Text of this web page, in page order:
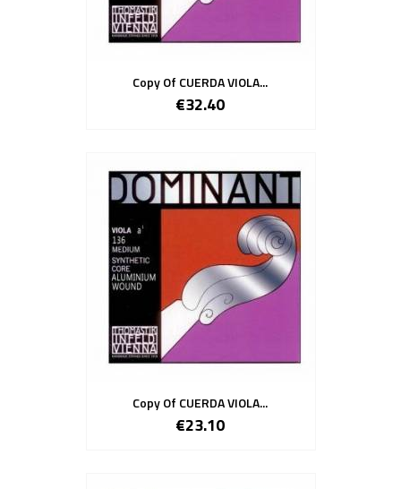
Copy Of CUERDA VIOLA...
€32.40
Copy Of CUERDA VIOLA...
€23.10